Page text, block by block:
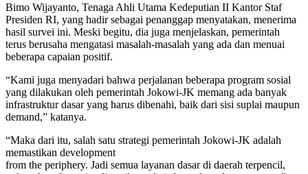
Bimo Wijayanto, Tenaga Ahli Utama Kedeputian II Kantor Staf
Presiden RI, yang hadir sebagai penanggap menyatakan, menerima
hasil survei ini. Meski begitu, dia juga menjelaskan, pemerintah
terus berusaha mengatasi masalah-masalah yang ada dan menuai
beberapa capaian positif.
“Kami juga menyadari bahwa perjalanan beberapa program sosial
yang dilakukan oleh pemerintah Jokowi-JK memang ada banyak
infrastruktur dasar yang harus dibenahi, baik dari sisi suplai maupun
demand,” katanya.
“Maka dari itu, salah satu strategi pemerintah Jokowi-JK adalah
memastikan development
from the periphery. Jadi semua layanan dasar di daerah terpencil,